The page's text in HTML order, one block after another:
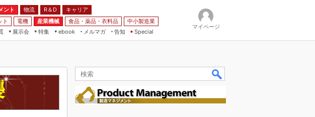
ント 物流 R＆D
キャリア
ト 電機 産業機械 食品・薬品・衣料品
中小製造業
展示会
特集
ebook
メルマガ
告知 Special
マイページ